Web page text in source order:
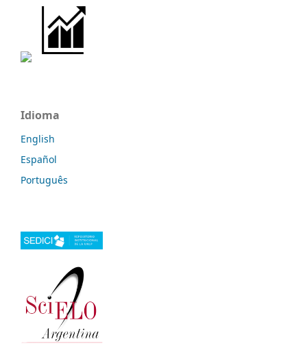
Idioma
English
Español
Português